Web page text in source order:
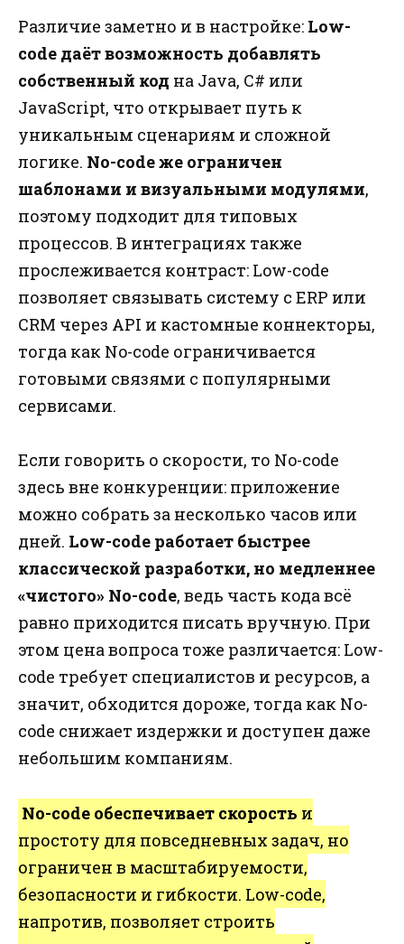
Различие заметно и в настройке: Low-
code даёт возможность добавлять
собственный код на Java, C# или
JavaScript, что открывает путь к
уникальным сценариям и сложной
логике. No-code же ограничен
шаблонами и визуальными модулями,
поэтому подходит для типовых
процессов. В интеграциях также
прослеживается контраст: Low-code
позволяет связывать систему с ERP или
CRM через API и кастомные коннекторы,
тогда как No-code ограничивается
готовыми связями с популярными
сервисами.
Если говорить о скорости, то No-code
здесь вне конкуренции: приложение
можно собрать за несколько часов или
дней. Low-code работает быстрее
классической разработки, но медленнее
«чистого» No-code, ведь часть кода всё
равно приходится писать вручную. При
этом цена вопроса тоже различается: Low-
code требует специалистов и ресурсов, а
значит, обходится дороже, тогда как No-
code снижает издержки и доступен даже
небольшим компаниям.
No-code обеспечивает скорость и
простоту для повседневных задач, но
ограничен в масштабируемости,
безопасности и гибкости. Low-code,
напротив, позволяет строить